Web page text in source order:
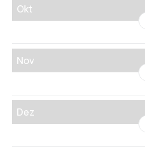
Okt
Nov
Dez